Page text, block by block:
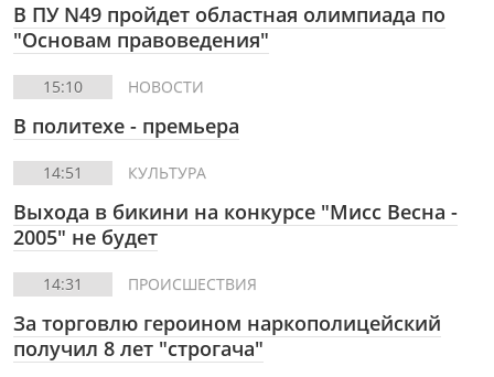
В ПУ N49 пройдет областная олимпиада по
"Основам правоведения"
15:10 НОВОСТИ
В политехе - премьера
14:51 КУЛЬТУРА
Выхода в бикини на конкурсе "Мисс Весна -
2005" не будет
14:31 ПРОИСШЕСТВИЯ
За торговлю героином наркополицейский
получил 8 лет "строгача"